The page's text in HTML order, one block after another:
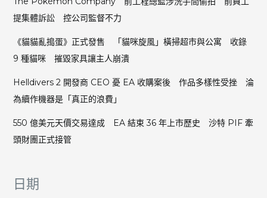
提集體訴訟 控公司監督不力
《貓貓亂搗蛋》正式發售 「貓咪旋風」橫掃超市與公寓 收錄
9 種貓咪 摧毀家具讓主人崩潰
Helldivers 2 開發商 CEO 憂 EA 收購案後 作品多樣性受挫 淪
為續作機器是「真正的浪費」
550 億美元天價交易達成 EA 結束 36 年上市歷史 沙特 PIF 牽
頭財團正式接管
日期